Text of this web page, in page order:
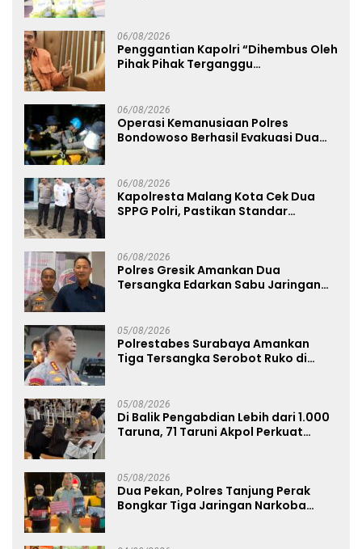
06/08/2026
Penggantian Kapolri “Dihembus Oleh
Pihak Pihak Terganggu
06/08/2026
Operasi Kemanusiaan Polres
Bondowoso Berhasil Evakuasi Dua
06/08/2026
Kapolresta Malang Kota Cek Dua
SPPG Polri, Pastikan Standar
06/08/2026
Polres Gresik Amankan Dua
Tersangka Edarkan Sabu Jaringan
05/08/2026
Polrestabes Surabaya Amankan
Tiga Tersangka Serobot Ruko di
05/08/2026
Di Balik Pengabdian Lebih dari 1.000
Taruna, 71 Taruni Akpol Perkuat
05/08/2026
Dua Pekan, Polres Tanjung Perak
Bongkar Tiga Jaringan Narkoba